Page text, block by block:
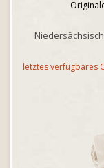
letztes verfügbares